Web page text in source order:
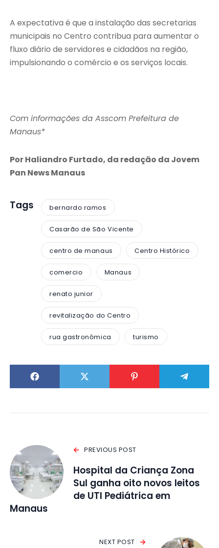
A expectativa é que a instalação das secretarias
municipais no Centro contribua para aumentar o
fluxo diário de servidores e cidadãos na região,
impulsionando o comércio e os serviços locais.
Com informações da Asscom Prefeitura de
Manaus*
Por Haliandro Furtado, da redação da Jovem
Pan News Manaus
Tags bernardo ramos
Casarão de São Vicente
centro de manaus Centro Histórico
comercio Manaus
renato junior
revitalização do Centro
rua gastronômica turismo
PREVIOUS POST
Hospital da Criança Zona
Sul ganha oito novos leitos
de UTI Pediátrica em
Manaus
NEXT POST